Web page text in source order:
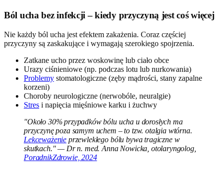
Ból ucha bez infekcji – kiedy przyczyną jest coś więcej
Nie każdy ból ucha jest efektem zakażenia. Coraz częściej
przyczyny są zaskakujące i wymagają szerokiego spojrzenia.
Zatkane ucho przez woskowinę lub ciało obce
Urazy ciśnieniowe (np. podczas lotu lub nurkowania)
Problemy stomatologiczne (zęby mądrości, stany zapalne
korzeni)
Choroby neurologiczne (nerwobóle, neuralgie)
Stres i napięcia mięśniowe karku i żuchwy
"Około 30% przypadków bólu ucha u dorosłych ma
przyczynę poza samym uchem – to tzw. otalgia wtórna.
Lekceważenie przewlekłego bólu bywa tragiczne w
skutkach." — Dr n. med. Anna Nowicka, otolaryngolog,
PoradnikZdrowie, 2024